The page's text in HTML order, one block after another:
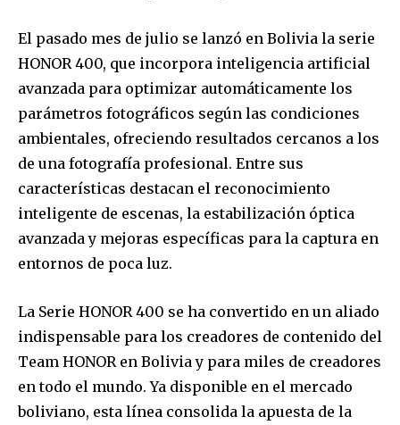
Join our community of
SUBSCRIBERS and be part of the
conversation.
To subscribe, simply enter your email address on our website
or click the subscribe button below. Don't worry, we respect
your privacy and won't spam your inbox. Your information is
safe with us.
I've read and accept thePrivacy Policy.
El pasado mes de julio se lanzó en Bolivia la serie
HONOR 400, que incorpora inteligencia artificial
avanzada para optimizar automáticamente los
parámetros fotográficos según las condiciones
ambientales, ofreciendo resultados cercanos a los
de una fotografía profesional. Entre sus
características destacan el reconocimiento
inteligente de escenas, la estabilización óptica
avanzada y mejoras específicas para la captura en
entornos de poca luz.
La Serie HONOR 400 se ha convertido en un aliado
indispensable para los creadores de contenido del
Team HONOR en Bolivia y para miles de creadores
en todo el mundo. Ya disponible en el mercado
boliviano, esta línea consolida la apuesta de la